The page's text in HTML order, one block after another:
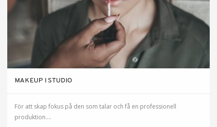
MAKEUP I STUDIO
För att skap fokus på den som talar och få en professionell
produktion....